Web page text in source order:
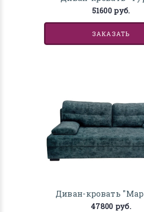
51600 руб.
ЗАКАЗАТЬ
Диван-кровать
47800 руб.